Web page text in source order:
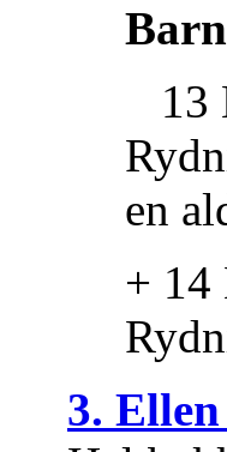
en
+
3.